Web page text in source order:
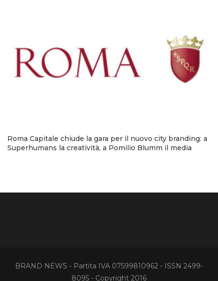
Roma Capitale chiude la gara per il nuovo city branding: a
Superhumans la creatività, a Pomilio Blumm il media
BRAND NEWS - Partita IVA 07599810962 - ISSN 2499-
8095 - Copyright 2016